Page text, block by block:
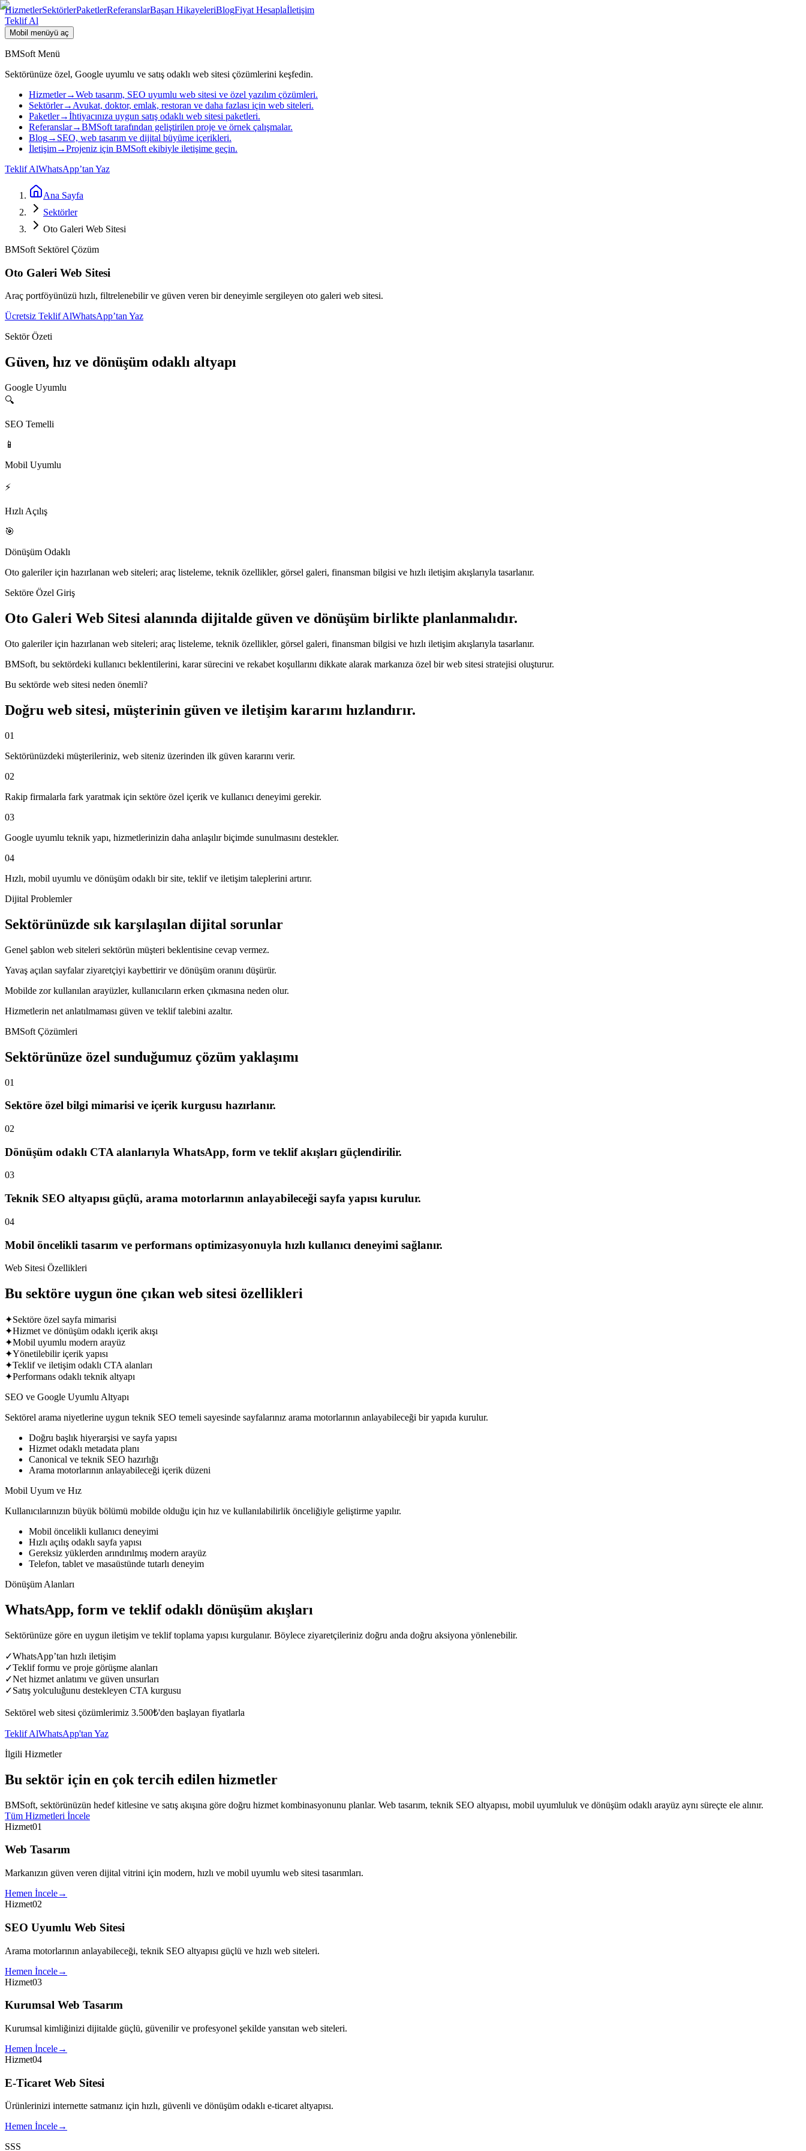
HizmetlerSektörlerPaketlerReferanslarBaşarı HikayeleriBlogFiyat Hesaplaİletişim
Teklif Al
Mobil menüyü aç
BMSoft Menü
Sektörünüze özel, Google uyumlu ve satış odaklı web sitesi çözümlerini keşfedin.
Hizmetler→Web tasarım, SEO uyumlu web sitesi ve özel yazılım çözümleri.
Sektörler→ Avukat, doktor, emlak, restoran ve daha fazlası için web siteleri.
Paketler→İhtiyacınıza uygun satış odaklı web sitesi paketleri.
Referanslar→BMSoft tarafından geliştirilen proje ve örnek çalışmalar.
Blog→ SEO, web tasarım ve dijital büyüme içerikleri.
İletişim→Projeniz için BMSoft ekibiyle iletişime geçin.
Teklif AlWhatsApp’tan Yaz
Ana Sayfa
Sektörler
Oto Galeri Web Sitesi
BMSoft Sektörel Çözüm
Oto Galeri Web Sitesi
Araç portföyünüzü hızlı, filtrelenebilir ve güven veren bir deneyimle sergileyen oto galeri web sitesi.
Ücretsiz Teklif AlWhatsApp’tan Yaz
Sektör Özeti
Güven, hız ve dönüşüm odaklı altyapı
Google Uyumlu
🔍
SEO Temelli
📱
Mobil Uyumlu
⚡
Hızlı Açılış
🎯
Dönüşüm Odaklı
Oto galeriler için hazırlanan web siteleri; araç listeleme, teknik özellikler, görsel galeri, finansman bilgisi ve hızlı iletişim akışlarıyla tasarlanır.
Sektöre Özel Giriş
Oto Galeri Web Sitesi alanında dijitalde güven ve dönüşüm birlikte planlanmalıdır.
Oto galeriler için hazırlanan web siteleri; araç listeleme, teknik özellikler, görsel galeri, finansman bilgisi ve hızlı iletişim akışlarıyla tasarlanır.
BMSoft, bu sektördeki kullanıcı beklentilerini, karar sürecini ve rekabet koşullarını dikkate alarak markanıza özel bir web sitesi stratejisi oluşturur.
Bu sektörde web sitesi neden önemli?
Doğru web sitesi, müşterinin güven ve iletişim kararını hızlandırır.
01
Sektörünüzdeki müşterileriniz, web siteniz üzerinden ilk güven kararını verir.
02
Rakip firmalarla fark yaratmak için sektöre özel içerik ve kullanıcı deneyimi gerekir.
03
Google uyumlu teknik yapı, hizmetlerinizin daha anlaşılır biçimde sunulmasını destekler.
04
Hızlı, mobil uyumlu ve dönüşüm odaklı bir site, teklif ve iletişim taleplerini artırır.
Dijital Problemler
Sektörünüzde sık karşılaşılan dijital sorunlar
Genel şablon web siteleri sektörün müşteri beklentisine cevap vermez.
Yavaş açılan sayfalar ziyaretçiyi kaybettirir ve dönüşüm oranını düşürür.
Mobilde zor kullanılan arayüzler, kullanıcıların erken çıkmasına neden olur.
Hizmetlerin net anlatılmaması güven ve teklif talebini azaltır.
BMSoft Çözümleri
Sektörünüze özel sunduğumuz çözüm yaklaşımı
01
Sektöre özel bilgi mimarisi ve içerik kurgusu hazırlanır.
02
Dönüşüm odaklı CTA alanlarıyla WhatsApp, form ve teklif akışları güçlendirilir.
03
Teknik SEO altyapısı güçlü, arama motorlarının anlayabileceği sayfa yapısı kurulur.
04
Mobil öncelikli tasarım ve performans optimizasyonuyla hızlı kullanıcı deneyimi sağlanır.
Web Sitesi Özellikleri
Bu sektöre uygun öne çıkan web sitesi özellikleri
✦Sektöre özel sayfa mimarisi
✦Hizmet ve dönüşüm odaklı içerik akışı
✦Mobil uyumlu modern arayüz
✦Yönetilebilir içerik yapısı
✦Teklif ve iletişim odaklı CTA alanları
✦Performans odaklı teknik altyapı
SEO ve Google Uyumlu Altyapı
Sektörel arama niyetlerine uygun teknik SEO temeli sayesinde sayfalarınız arama motorlarının anlayabileceği bir yapıda kurulur.
Doğru başlık hiyerarşisi ve sayfa yapısı
Hizmet odaklı metadata planı
Canonical ve teknik SEO hazırlığı
Arama motorlarının anlayabileceği içerik düzeni
Mobil Uyum ve Hız
Kullanıcılarınızın büyük bölümü mobilde olduğu için hız ve kullanılabilirlik önceliğiyle geliştirme yapılır.
Mobil öncelikli kullanıcı deneyimi
Hızlı açılış odaklı sayfa yapısı
Gereksiz yüklerden arındırılmış modern arayüz
Telefon, tablet ve masaüstünde tutarlı deneyim
Dönüşüm Alanları
WhatsApp, form ve teklif odaklı dönüşüm akışları
Sektörünüze göre en uygun iletişim ve teklif toplama yapısı kurgulanır. Böylece ziyaretçileriniz doğru anda doğru aksiyona yönlenebilir.
✓WhatsApp’tan hızlı iletişim
✓Teklif formu ve proje görüşme alanları
✓Net hizmet anlatımı ve güven unsurları
✓Satış yolculuğunu destekleyen CTA kurgusu
Sektörel web sitesi çözümlerimiz 3.500₺'den başlayan fiyatlarla
Teklif AlWhatsApp'tan Yaz
İlgili Hizmetler
Bu sektör için en çok tercih edilen hizmetler
BMSoft, sektörünüzün hedef kitlesine ve satış akışına göre doğru hizmet kombinasyonunu planlar. Web tasarım, teknik SEO altyapısı, mobil uyumluluk ve dönüşüm odaklı arayüz aynı süreçte ele alınır.
Tüm Hizmetleri İncele
Hizmet01
Web Tasarım
Markanızın güven veren dijital vitrini için modern, hızlı ve mobil uyumlu web sitesi tasarımları.
Hemen İncele→
Hizmet02
SEO Uyumlu Web Sitesi
Arama motorlarının anlayabileceği, teknik SEO altyapısı güçlü ve hızlı web siteleri.
Hemen İncele→
Hizmet03
Kurumsal Web Tasarım
Kurumsal kimliğinizi dijitalde güçlü, güvenilir ve profesyonel şekilde yansıtan web siteleri.
Hemen İncele→
Hizmet04
E-Ticaret Web Sitesi
Ürünlerinizi internette satmanız için hızlı, güvenli ve dönüşüm odaklı e-ticaret altyapısı.
Hemen İncele→
SSS